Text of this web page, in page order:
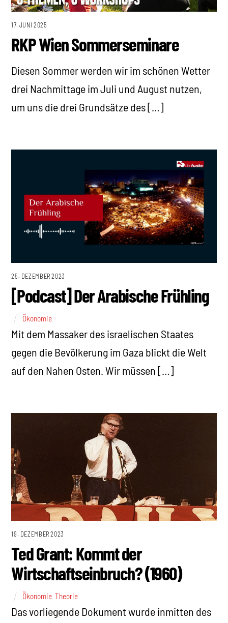
17. JUNI 2025
RKP Wien Sommerseminare
Diesen Sommer werden wir im schönen Wetter
drei Nachmittage im Juli und August nutzen,
um uns die drei Grundsätze des […]
25. DEZEMBER 2023
[Podcast] Der Arabische Frühling
Ökonomie
Mit dem Massaker des israelischen Staates
gegen die Bevölkerung im Gaza blickt die Welt
auf den Nahen Osten. Wir müssen […]
19. DEZEMBER 2023
Ted Grant: Kommt der
Wirtschaftseinbruch? (1960)
Ökonomie ,Theorie
Das vorliegende Dokument wurde inmitten des